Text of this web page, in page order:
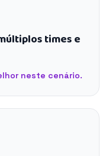
times e
neste cenário.